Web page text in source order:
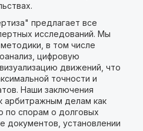
предлагает все
исследований. Мы
в том числе
цифровую
движений, что
точности и
Наши заключения
арбитражным делам как
по спорам о долговых
документов, установлении